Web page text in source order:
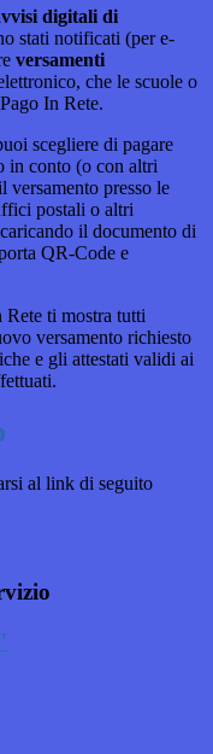
digitali di
stati notificati (per e-
versamenti
che le scuole o
In Rete.
scegliere di pagare
in conto (o con altri
versamento presso le
postali o altri
il documento di
QR-Code e
Rete ti mostra tutti
versamento richiesto
e gli attestati validi ai
al link di seguito